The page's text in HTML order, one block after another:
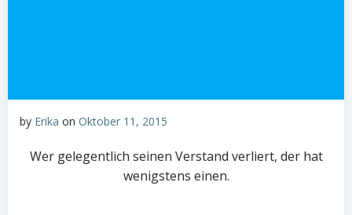
by Erika on Oktober 11, 2015
Wer gelegentlich seinen Verstand verliert, der hat
wenigstens einen.